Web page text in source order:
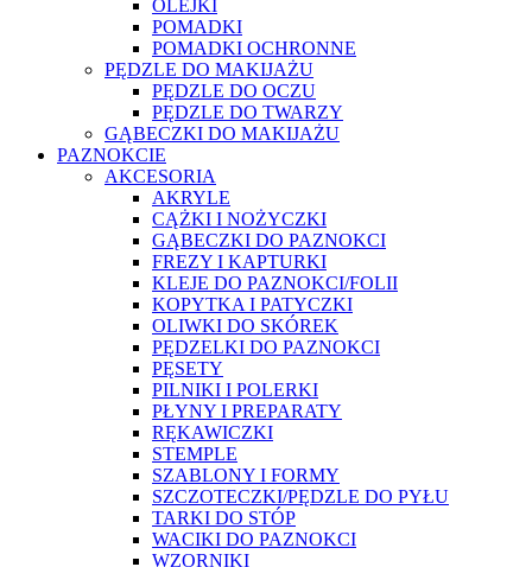
OLEJKI
POMADKI
POMADKI OCHRONNE
PĘDZLE DO MAKIJAŻU
PĘDZLE DO OCZU
PĘDZLE DO TWARZY
GĄBECZKI DO MAKIJAŻU
PAZNOKCIE
AKCESORIA
AKRYLE
CĄŻKI I NOŻYCZKI
GĄBECZKI DO PAZNOKCI
FREZY I KAPTURKI
KLEJE DO PAZNOKCI/FOLII
KOPYTKA I PATYCZKI
OLIWKI DO SKÓREK
PĘDZELKI DO PAZNOKCI
PĘSETY
PILNIKI I POLERKI
PŁYNY I PREPARATY
RĘKAWICZKI
STEMPLE
SZABLONY I FORMY
SZCZOTECZKI/PĘDZLE DO PYŁU
TARKI DO STÓP
WACIKI DO PAZNOKCI
WZORNIKI